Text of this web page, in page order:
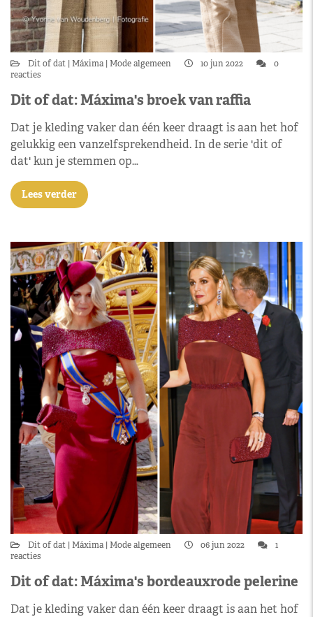
Dit of dat Máxima Mode algemeen 10 jun 2022
0
reacties
Dit of dat: Máxima's broek van raffia
Dat je kleding vaker dan één keer draagt is aan het hof
gelukkig een vanzelfsprekendheid. In de serie 'dit of
dat' kun je stemmen op…
Lees verder
Dit of dat Máxima Mode algemeen 06 jun 2022
1
reacties
Dit of dat: Máxima's bordeauxrode pelerine
Dat je kleding vaker dan één keer draagt is aan het hof